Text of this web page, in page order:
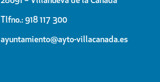
Tlfno.: 918 117 300
ayuntamiento@ayto-villacanada.es